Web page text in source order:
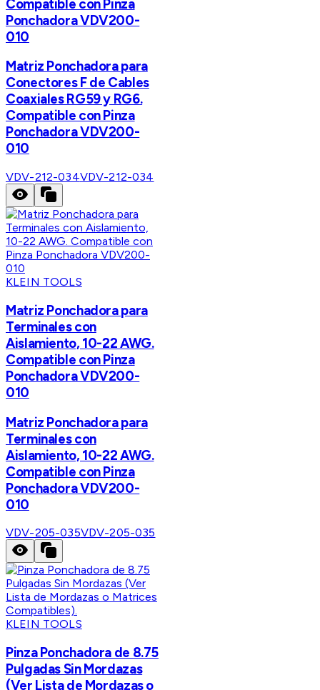
Compatible con Pinza
Ponchadora VDV200-
010
Matriz Ponchadora para
Conectores F de Cables
Coaxiales RG59 y RG6.
Compatible con Pinza
Ponchadora VDV200-
010
VDV-212-034VDV-212-034
KLEIN TOOLS
Matriz Ponchadora para
Terminales con
Aislamiento, 10-22 AWG.
Compatible con Pinza
Ponchadora VDV200-
010
Matriz Ponchadora para
Terminales con
Aislamiento, 10-22 AWG.
Compatible con Pinza
Ponchadora VDV200-
010
VDV-205-035VDV-205-035
KLEIN TOOLS
Pinza Ponchadora de 8.75
Pulgadas Sin Mordazas
(Ver Lista de Mordazas o